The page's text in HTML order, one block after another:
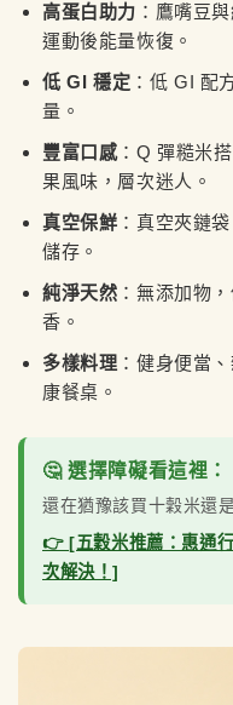
高蛋白助力 ：鷹嘴豆
運動後能量恢復。
低 GI 穩定 ：低 GI 配
量。
豐富口感：Q 彈糙米
果風味，層次迷人。
真空保鮮 ：真空夾鏈
儲存。
純淨天然 ：無添加物
香。
多樣料理 ：健身便當
康餐桌。
🤔 選擇障礙看這裡：
還在猶豫該買十穀米還
👉 [五穀米推薦：惠通
次解決！]